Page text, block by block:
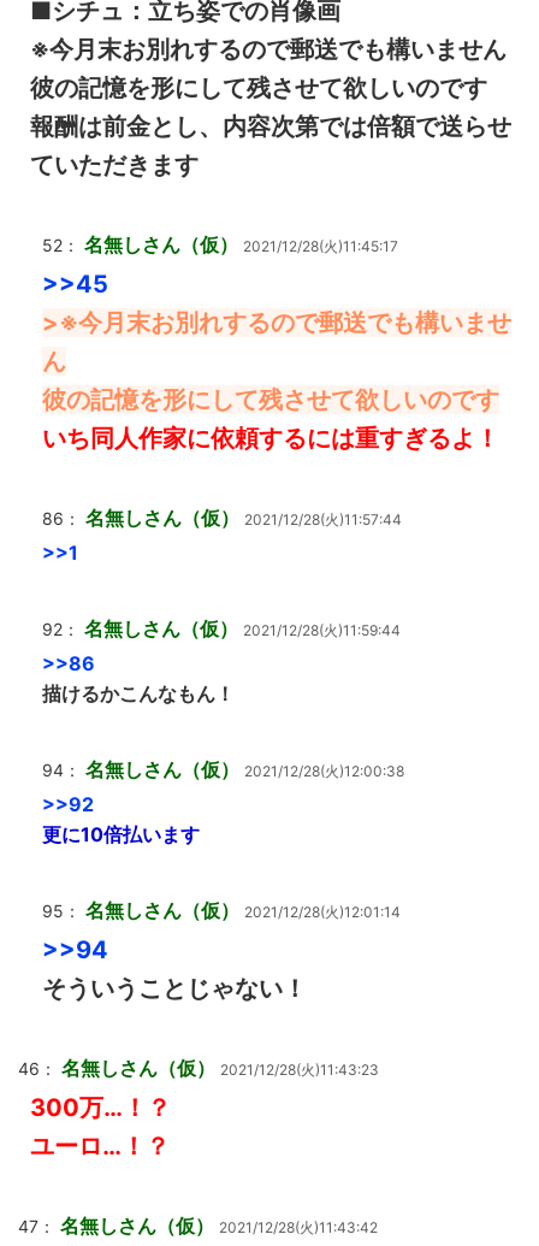
■シチュ：立ち姿での肖像画
※今月末お別れするので郵送でも構いません
彼の記憶を形にして残させて欲しいのです
報酬は前金とし、内容次第では倍額で送らせ
ていただきます
52： 名無しさん（仮） 2021/12/28(火)11:45:17
>>45
>※今月末お別れするので郵送でも構いませ
ん
彼の記憶を形にして残させて欲しいのです
いち同人作家に依頼するには重すぎるよ！
86： 名無しさん（仮） 2021/12/28(火)11:57:44
>>1
92： 名無しさん（仮） 2021/12/28(火)11:59:44
>>86
描けるかこんなもん！
94： 名無しさん（仮） 2021/12/28(火)12:00:38
>>92
更に10倍払います
95： 名無しさん（仮） 2021/12/28(火)12:01:14
>>94
そういうことじゃない！
46： 名無しさん（仮） 2021/12/28(火)11:43:23
300万…！？
ユーロ…！？
47： 名無しさん（仮） 2021/12/28(火)11:43:42